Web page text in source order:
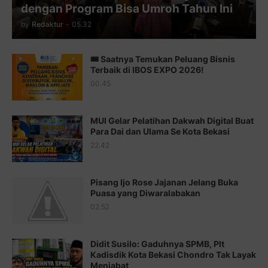
Juz 12 ⇨ http://j.mp/2bWnTby
Juz 13 ⇨http://j.mp/2bFTiKQ
Juz 14 ⇨http://j.mp/2b8SUTA
Juz 15 ⇨http://j.mp/2bFRQIM
Juz 17 ⇨http://j.mp/2brHsFz
Juz 18 ⇨http://j.mp/2b8SCfc
http://j.mp/2bFSq95
http://j.mp/2brI1zc
Juz 22 ⇨http://j.mp/2bFRxNP
dengan Program Bisa Umroh Tahun Ini
by Redaktur - 05.32
🎟️ Saatnya Temukan Peluang Bisnis
Terbaik di IBOS EXPO 2026!
00.45
MUI Gelar Pelatihan Dakwah Digital Buat
Para Dai dan Ulama Se Kota Bekasi
22.42
Pisang Ijo Rose Jajanan Jelang Buka
Puasa yang Diwaralabakan
02.52
Didit Susilo: Gaduhnya SPMB, Plt
Kadisdik Kota Bekasi Chondro Tak Layak
Menjabat